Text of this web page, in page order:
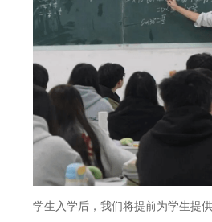
学生入学后，我们将提前为学生提